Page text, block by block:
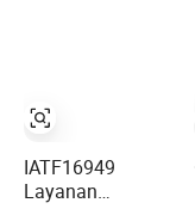
IATF16949
Layanan